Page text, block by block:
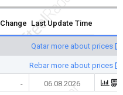
Last Update Time
Qatar more about prices
Rebar more about prices
- 06.08.2026